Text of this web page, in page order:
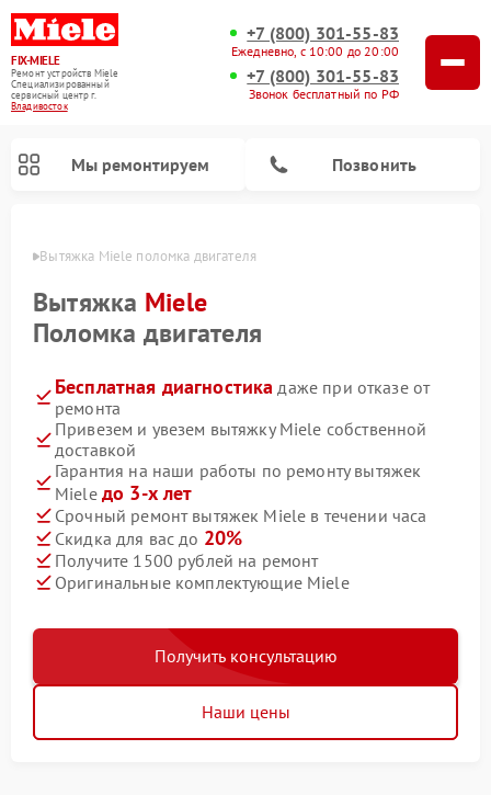
FIX-MIELE
Ремонт устройств Miele
Специализированный
cервисный центр г.
Владивосток
+7 (800) 301-55-83
Ежедневно, с 10:00 до 20:00
+7 (800) 301-55-83
Звонок бесплатный по РФ
Мы ремонтируем Позвонить
Вытяжка Miele поломка двигателя
Вытяжка Miele
Поломка двигателя
Бесплатная диагностика даже при отказе от
ремонта
Привезем и увезем вытяжку Miele собственной
доставкой
Гарантия на наши работы по ремонту вытяжек
Miele до 3-х лет
Срочный ремонт вытяжек Miele в течении часа
Скидка для вас до 20%
Получите 1500 рублей на ремонт
Оригинальные комплектующие Miele
Получить консультацию
Наши цены